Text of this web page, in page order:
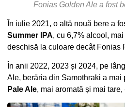
Fonias Golden Ale a fost
În iulie 2021, o altă nouă bere a
Summer IPA, cu 6,7% alcool,
deschisă la culoare decât Fonias
În anii 2022, 2023 și 2024, pe
Ale, berăria din Samothraki a mai
Pale Ale, mai aromată și mai